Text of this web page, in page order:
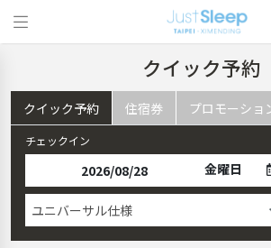
クイック予約
クイック予約 住宿券 プロモーショ
チェックイン
金曜日
ユニバーサル仕様